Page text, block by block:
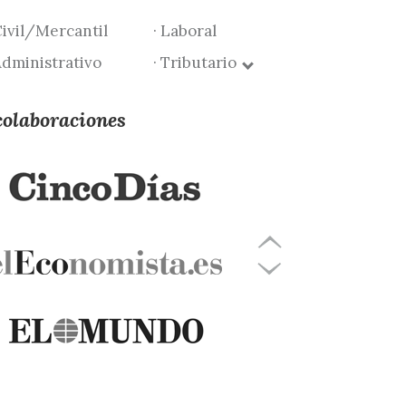
Mercantil
· Laboral
· Tributario